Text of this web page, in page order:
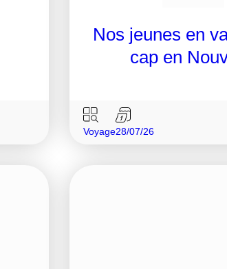
Nos jeunes en
cap en
Voyage28/07/26